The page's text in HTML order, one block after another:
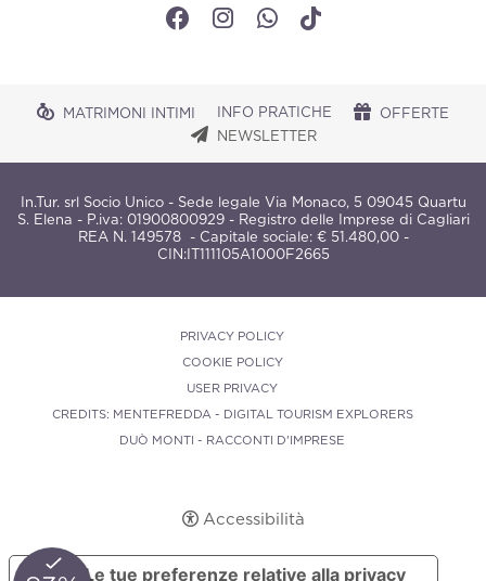
MATRIMONI INTIMI INFO PRATICHE
OFFERTE
NEWSLETTER
In.Tur. srl Socio Unico - Sede legale Via Monaco, 5 09045 Quartu
S. Elena - P.iva: 01900800929 - Registro delle Imprese di Cagliari
REA N. 149578 - Capitale sociale: € 51.480,00 -
CIN:IT111105A1000F2665
PRIVACY POLICY
COOKIE POLICY
USER PRIVACY
CREDITS: MENTEFREDDA - DIGITAL TOURISM EXPLORERS
DUÒ MONTI - RACCONTI D'IMPRESE
Accessibilità
Le tue preferenze relative alla privacy